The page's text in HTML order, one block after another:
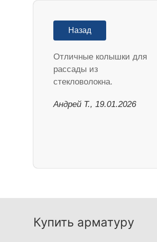
Назад
Отличные колышки для
рассады из
стекловолокна.
Андрей Т., 19.01.2026
Купить арматуру